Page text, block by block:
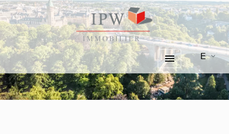
EN